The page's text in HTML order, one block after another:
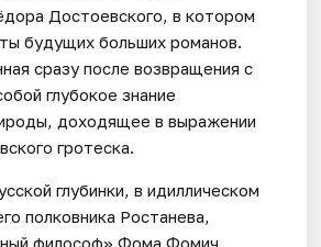
Достоевского, в котором
будущих больших романов.
сразу после возвращения с
глубокое знание
доходящее в выражении
гротеска.
глубинки, в идиллическом
полковника Ростанева,
философ» Фома Фомич